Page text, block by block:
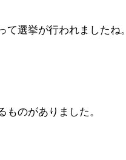
選挙が行われましたね。
のがありました。